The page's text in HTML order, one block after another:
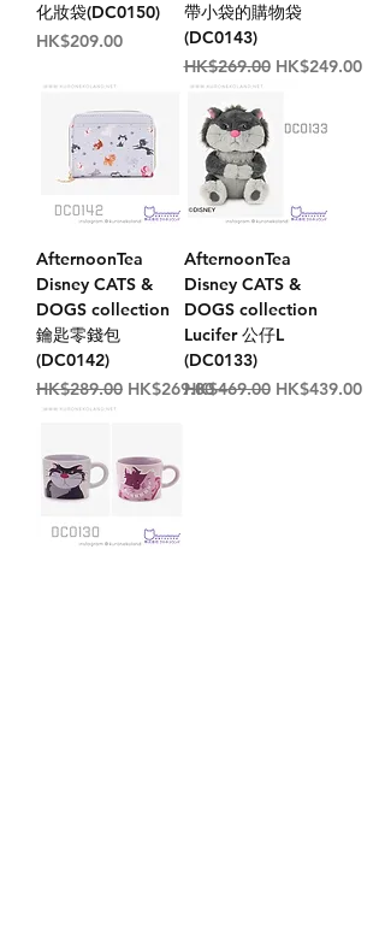
化妝袋(DC0150)
價格
HK$209.00
帶小袋的購物袋
(DC0143)
一般價格
HK$269.00 促銷價格
HK$249.00
AfternoonTea
Disney CATS &
DOGS collection
鑰匙零錢包
(DC0142)
一般價格
HK$289.00 促銷價格
HK$269.00
AfternoonTea
Disney CATS &
DOGS collection
Lucifer 公仔L
(DC0133)
一般價格
HK$469.00 促銷價格
HK$439.00